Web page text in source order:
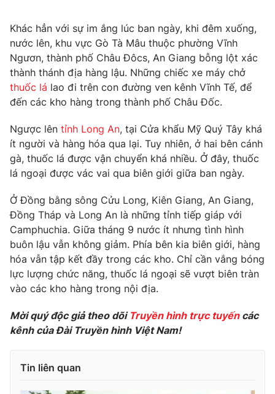
Thế giới đó đây
Câu chuyện quốc tế
Kinh tế
Tài chính
Thị trường
Góc doanh nghiệp
Dữ liệu và đời sống
Truyền hình
Phim VTV
Hậu trường
Nhân vật
Khán giả
Giải sao mai
Giải trí
Điện ảnh
Sao
Đời sống
Du lịch
Làm đẹp
Chất lượng cuộc sống
Giáo dục
Tuyển sinh
Học trực tuyến
Công nghệ
Hitech Công nghệ tương lai
Sản phẩm
Thị trường
Giao lưu trực tuyến
Lịch phát sóng
Khác hẳn với sự im ắng lúc ban ngày, khi đêm xuống,
nước lên, khu vực Gò Tà Mâu thuộc phường Vĩnh
Ngươn, thành phố Châu Đôcs, An Giang bỗng lột xác
thành thánh địa hàng lậu. Những chiếc xe máy chở
thuốc lá lao đi trên con đường ven kênh Vĩnh Tế, để
đến các kho hàng trong thành phố Châu Đốc.
Ngược lên tỉnh Long An, tại Cửa khẩu Mỹ Quý Tây khá
ít người và hàng hóa qua lại. Tuy nhiên, ở hai bên cánh
gà, thuốc lá được vận chuyển khá nhiều. Ở đây, thuốc
lá ngoại được vác vai qua biên giới giữa ban ngày.
Ở Đồng bằng sông Cửu Long, Kiên Giang, An Giang,
Đồng Tháp và Long An là những tỉnh tiếp giáp với
Camphuchia. Giữa tháng 9 nước ít nhưng tình hình
buôn lậu vẫn không giảm. Phía bên kia biên giới, hàng
hóa vẫn tập kết đầy trong các kho. Chỉ cần vắng bóng
lực lượng chức năng, thuốc lá ngoại sẽ vượt biên tràn
vào các kho hàng trong nội địa.​
Mời quý độc giả theo dõi Truyền hình trực tuyếncác
kênh của Đài Truyền hình Việt Nam!
Tin liên quan